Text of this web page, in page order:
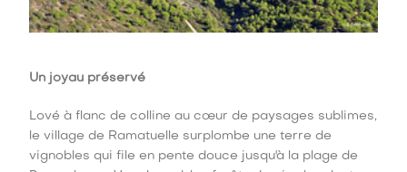
Un joyau préservé
Lové à flanc de colline au cœur de paysages sublimes,
le village de Ramatuelle surplombe une terre de
vignobles qui file en pente douce jusqu'à la plage de